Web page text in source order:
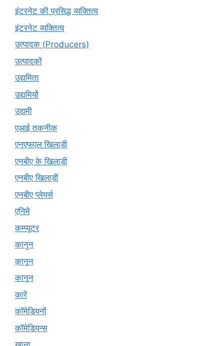
इंटरनेट की प्रसिद्ध व्यक्तित्व
इंटरनेट व्यक्तित्व
उत्पादक (Producers)
उत्पादकों
उद्यमिता
उद्यमियों
उद्यमी
एआई तकनीक
एनएफएल खिलाड़ी
एनबीए के खिलाड़ी
एनबीए खिलाड़ी
एनबीए प्लेयर्स
एनिमे
कम्प्यूटर
कानुन
क़ानून
कानून
कारें
कॉमेडियनों
कॉमेडियन्स